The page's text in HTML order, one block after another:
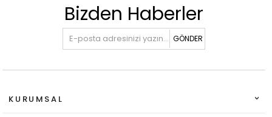
Bizden Haberler
GÖNDER
KURUMSAL